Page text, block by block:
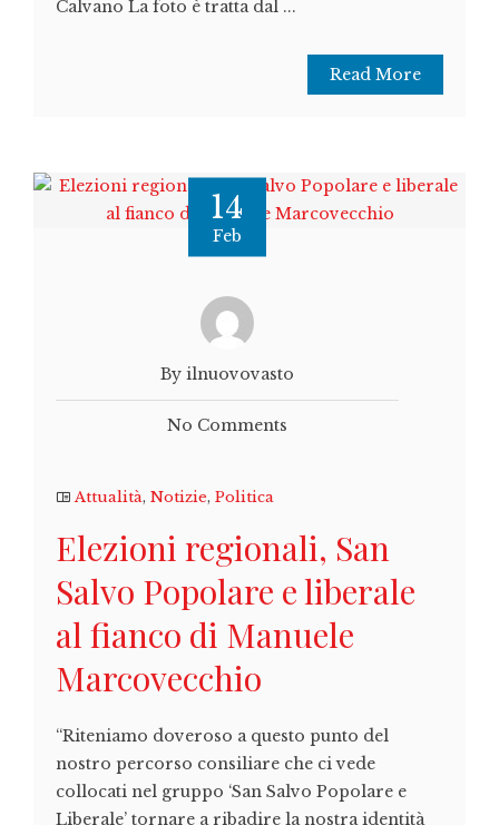
Calvano La foto è tratta dal ...
Read More
14
Feb
By ilnuovovasto
No Comments
Attualità, Notizie, Politica
Elezioni regionali, San
Salvo Popolare e liberale
al fianco di Manuele
Marcovecchio
“Riteniamo doveroso a questo punto del
nostro percorso consiliare che ci vede
collocati nel gruppo ‘San Salvo Popolare e
Liberale’ tornare a ribadire la nostra identità